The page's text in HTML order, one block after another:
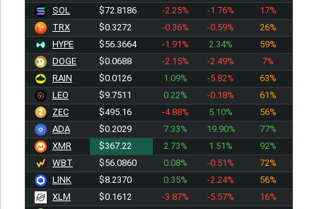
SOL
$72.8186 -2.25% -1.76%
17%
TRX
$0.3272 -0.36% -0.59%
26%
HYPE
$56.3664 -1.91% 2.34%
59%
DOGE
$0.0688 -2.15% -2.49%
7%
RAIN
$0.0126 1.09% -5.82%
63%
LEO
$9.7511 0.22% -0.18%
61%
ZEC
$495.16 -4.88% 5.10%
56%
ADA
$0.2029 7.33% 19.90%
77%
XMR
$367.22 2.73% 1.51%
92%
WBT
$56.0860 0.08% -0.51%
72%
LINK
$8.2370 0.35% -2.24%
56%
XLM
$0.1612 -3.87% -5.57%
16%